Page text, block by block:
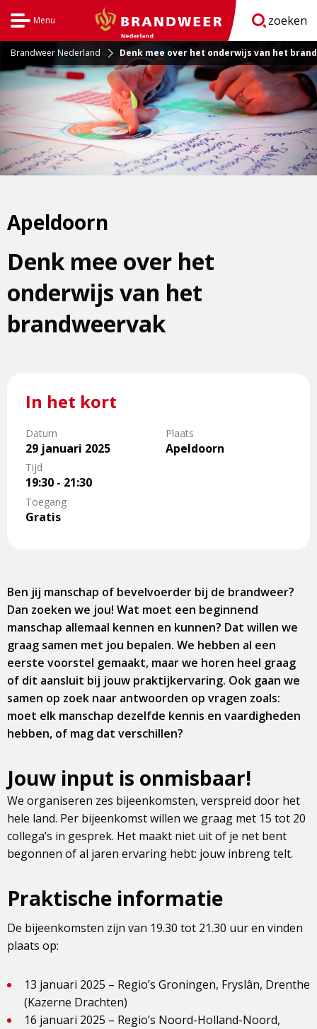
Menu
BrandweerNederland.nl
zoeken
Brandweer Nederland Denk mee over het onderwijs van het
Denk mee over het
onderwijs van het
brandweervak
Apeldoorn
In het kort
Datum
29 januari 2025
Tijd
19:30 - 21:30
Toegang
Gratis
Plaats
Apeldoorn
Ben jij manschap of bevelvoerder bij de brandweer?
Dan zoeken we jou! Wat moet een beginnend
manschap allemaal kennen en kunnen? Dat willen we
graag samen met jou bepalen. We hebben al een
eerste voorstel gemaakt, maar we horen heel graag
of dit aansluit bij jouw praktijkervaring. Ook gaan we
samen op zoek naar antwoorden op vragen zoals:
moet elk manschap dezelfde kennis en vaardigheden
hebben, of mag dat verschillen?
Jouw input is onmisbaar!
We organiseren zes bijeenkomsten, verspreid door het
hele land. Per bijeenkomst willen we graag met 15 tot 20
collega’s in gesprek. Het maakt niet uit of je net bent
begonnen of al jaren ervaring hebt: jouw inbreng telt.
Praktische informatie
De bijeenkomsten zijn van 19.30 tot 21.30 uur en vinden
plaats op:
13 januari 2025 – Regio’s Groningen, Fryslân, Drenthe
(Kazerne Drachten)
16 januari 2025 – Regio’s Noord-Holland-Noord,